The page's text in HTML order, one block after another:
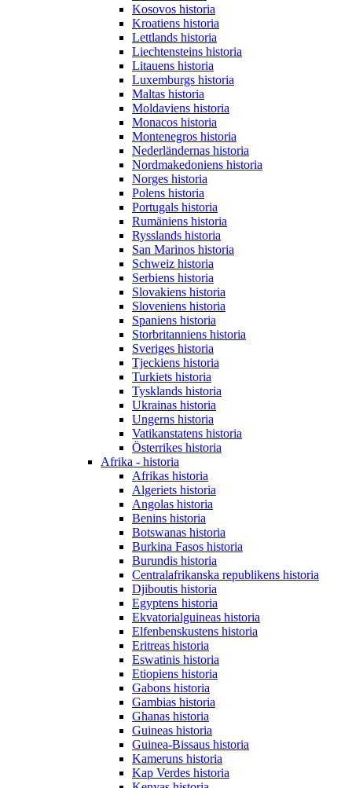
Kosovos historia
Kroatiens historia
Lettlands historia
Liechtensteins historia
Litauens historia
Luxemburgs historia
Maltas historia
Moldaviens historia
Monacos historia
Montenegros historia
Nederländernas historia
Nordmakedoniens historia
Norges historia
Polens historia
Portugals historia
Rumäniens historia
Rysslands historia
San Marinos historia
Schweiz historia
Serbiens historia
Slovakiens historia
Sloveniens historia
Spaniens historia
Storbritanniens historia
Sveriges historia
Tjeckiens historia
Turkiets historia
Tysklands historia
Ukrainas historia
Ungerns historia
Vatikanstatens historia
Österrikes historia
Afrika - historia
Afrikas historia
Algeriets historia
Angolas historia
Benins historia
Botswanas historia
Burkina Fasos historia
Burundis historia
Centralafrikanska republikens historia
Djiboutis historia
Egyptens historia
Ekvatorialguineas historia
Elfenbenskustens historia
Eritreas historia
Eswatinis historia
Etiopiens historia
Gabons historia
Gambias historia
Ghanas historia
Guineas historia
Guinea-Bissaus historia
Kameruns historia
Kap Verdes historia